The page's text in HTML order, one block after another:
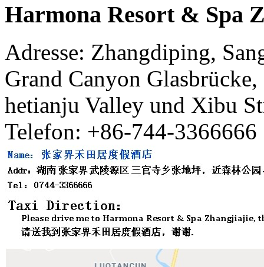
Harmona Resort & Spa
Adresse: Zhangdiping,
Grand Canyon
hetianju Valley und Xibu
Telefon: +86-744-3366666